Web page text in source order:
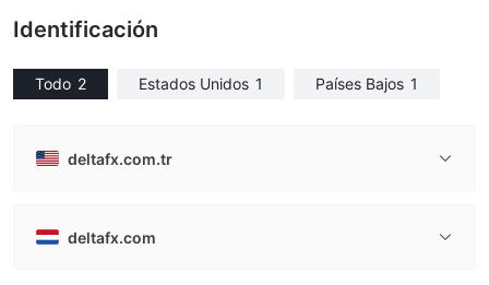
Identificación
Todo 2 Estados Unidos 1 Países Bajos 1
deltafx.com.tr
deltafx.com